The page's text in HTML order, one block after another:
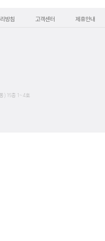
방침 고객센터 제휴안내
) 16층 1~4호